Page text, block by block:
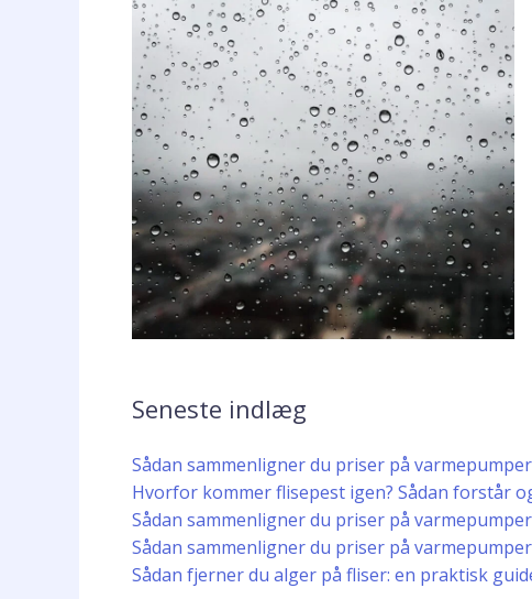
Seneste indlæg
Sådan sammenligner du priser på
Hvorfor kommer flisepest igen? Sådan forstår
Sådan sammenligner du priser på
Sådan sammenligner du priser på
Sådan fjerner du alger på fliser: en praktisk